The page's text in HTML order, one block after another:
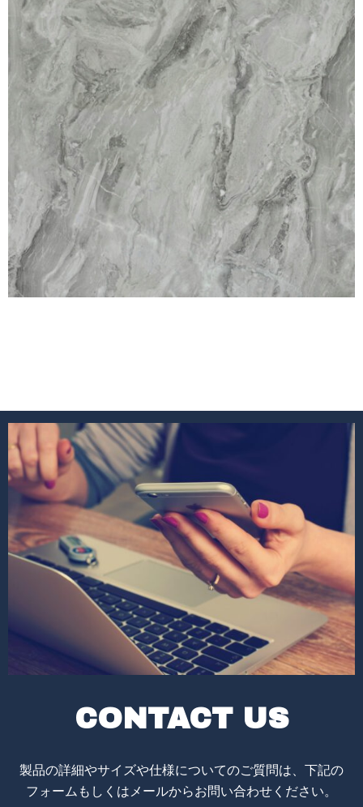
CONTACT US
製品の詳細やサイズや仕様についてのご質問は、下記の
フォームもしくはメールからお問い合わせください。